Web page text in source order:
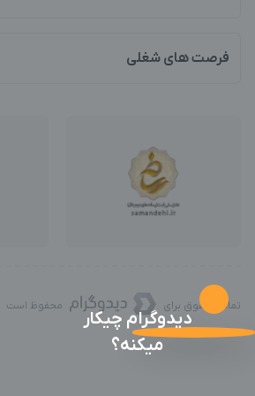
فرصت های شغلی
تمامی حقوق برای محفوظ است
دیدوگرام چیکار
میکنه؟